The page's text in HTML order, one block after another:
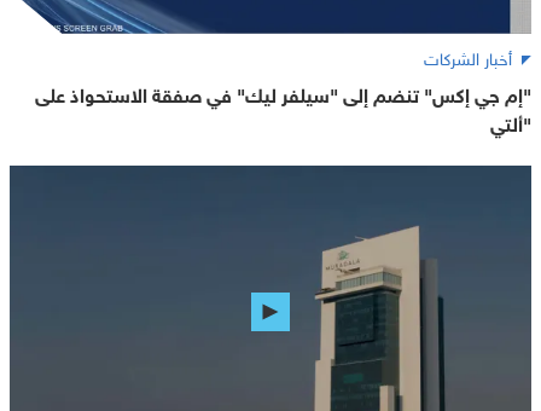
أخبار الشركات
"إم جي إكس" تنضم إلى "سيلفر ليك" في صفقة الاستحواذ على
"ألتي